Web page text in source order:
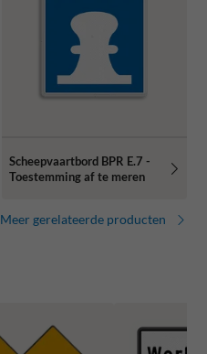
Scheepvaartbord BPR E.7 -
Toestemming af te meren
Meer gerelateerde producten